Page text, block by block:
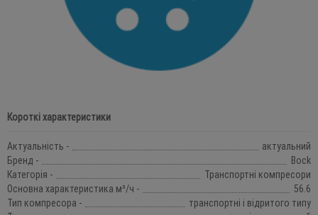
Короткі характеристики
Актуальність -
актуальний
Бренд -
Bock
Категорія -
Транспортні компресори
Основна характеристика м³/ч -
56.6
Тип компресора -
транспортні і відритого типу